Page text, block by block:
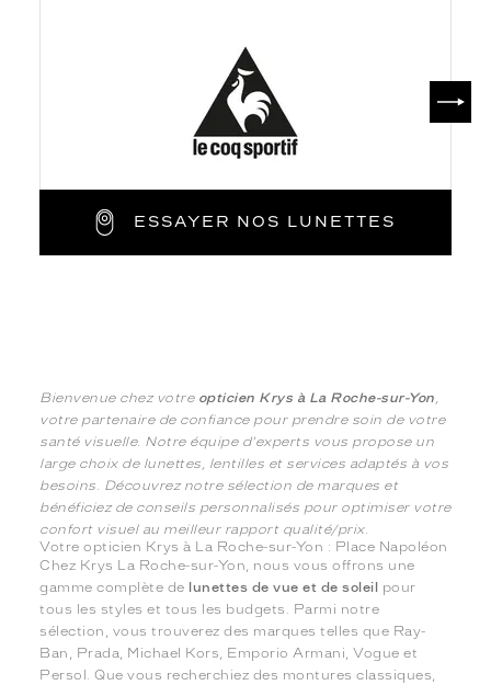
ESSAYER NOS LUNETTES
Bienvenue chez votre opticien Krys à La Roche-sur-Yon,
votre partenaire de confiance pour prendre soin de votre
santé visuelle. Notre équipe d'experts vous propose un
large choix de lunettes, lentilles et services adaptés à vos
besoins. Découvrez notre sélection de marques et
bénéficiez de conseils personnalisés pour optimiser votre
confort visuel au meilleur rapport qualité/prix.
Votre opticien Krys à La Roche-sur-Yon : Place Napoléon
Chez Krys La Roche-sur-Yon, nous vous offrons une
gamme complète de lunettes de vue et de soleil
pour
tous les styles et tous les budgets. Parmi notre
sélection, vous trouverez des marques telles que Ray-
Ban, Prada, Michael Kors, Emporio Armani, Vogue et
Persol. Que vous recherchiez des montures classiques,